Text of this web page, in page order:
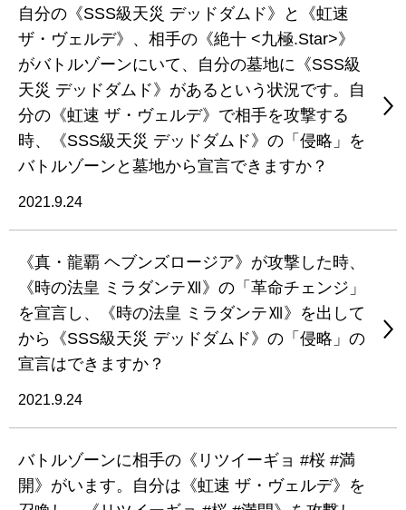
自分の《SSS級天災 デッドダムド》と《虹速
ザ・ヴェルデ》、相手の《絶十 <九極.Star>》
がバトルゾーンにいて、自分の墓地に《SSS級
天災 デッドダムド》があるという状況です。自
分の《虹速 ザ・ヴェルデ》で相手を攻撃する
時、《SSS級天災 デッドダムド》の「侵略」を
バトルゾーンと墓地から宣言できますか？
2021.9.24
《真・龍覇 ヘブンズロージア》が攻撃した時、
《時の法皇 ミラダンテⅫ》の「革命チェンジ」
を宣言し、《時の法皇 ミラダンテⅫ》を出して
から《SSS級天災 デッドダムド》の「侵略」の
宣言はできますか？
2021.9.24
バトルゾーンに相手の《リツイーギョ #桜 #満
開》がいます。自分は《虹速 ザ・ヴェルデ》を